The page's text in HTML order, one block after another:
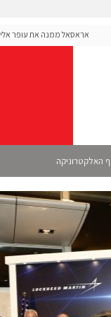
אראסאל ממנה את עופר
האלקטרוניקה